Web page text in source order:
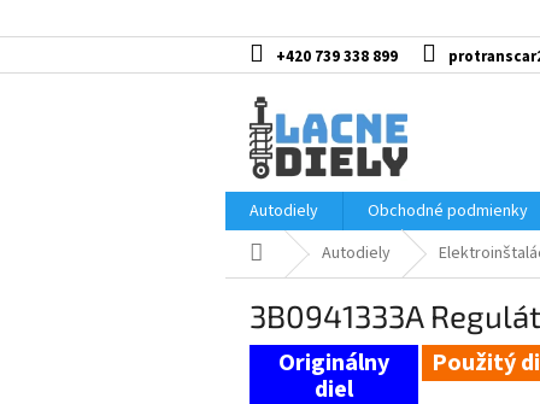
na
+420 739 338 899
Autodiely
Obchodné podmienky
DomovAutodiely
3B0941333A
Použitý